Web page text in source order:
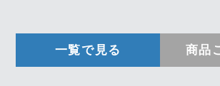
一覧で見る 商品